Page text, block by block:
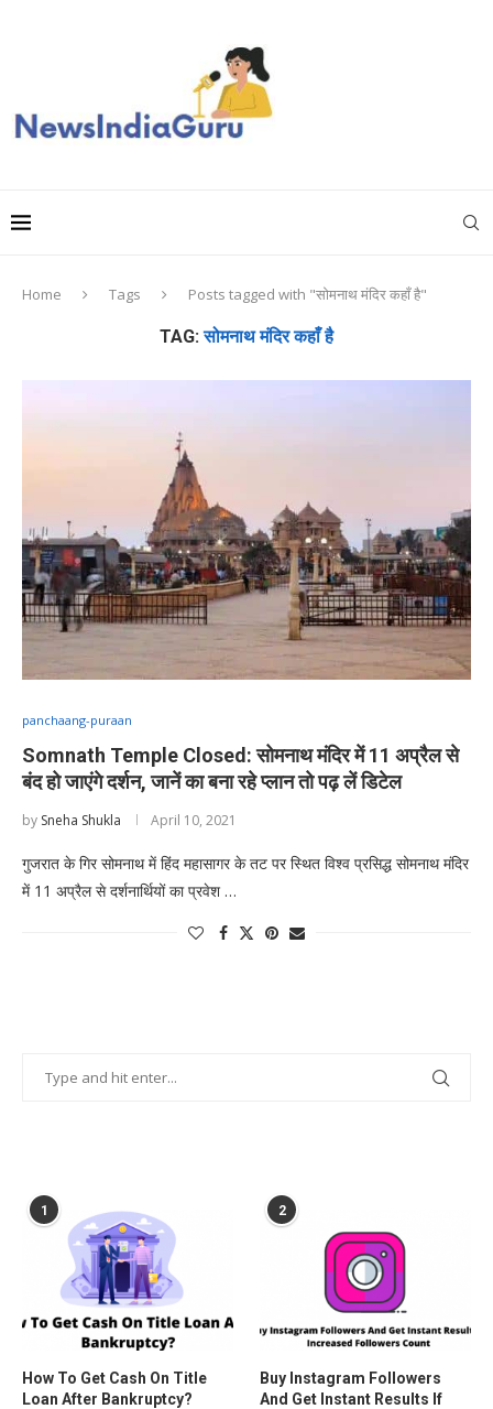
Home Tags Posts tagged with "सोमनाथ मंदिर कहाँ है"
TAG:सोमनाथ मंदिर कहाँ है
panchaang-puraan
Somnath Temple Closed: सोमनाथ मंदिर में 11 अप्रैल से
बंद हो जाएंगे दर्शन, जानें का बना रहे प्लान तो पढ़ लें डिटेल
by Sneha Shukla April 10, 2021
गुजरात के गिर सोमनाथ में हिंद महासागर के तट पर स्थित विश्व प्रसिद्ध सोमनाथ मंदिर
में 11 अप्रैल से दर्शनार्थियों का प्रवेश …
1
How To Get Cash On Title
Loan After Bankruptcy?
2
Buy Instagram Followers
And Get Instant Results If